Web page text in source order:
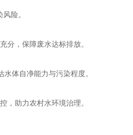
险。
分，保障废水达标排放。
体自净能力与污染程度。
，助力农村水环境治理。